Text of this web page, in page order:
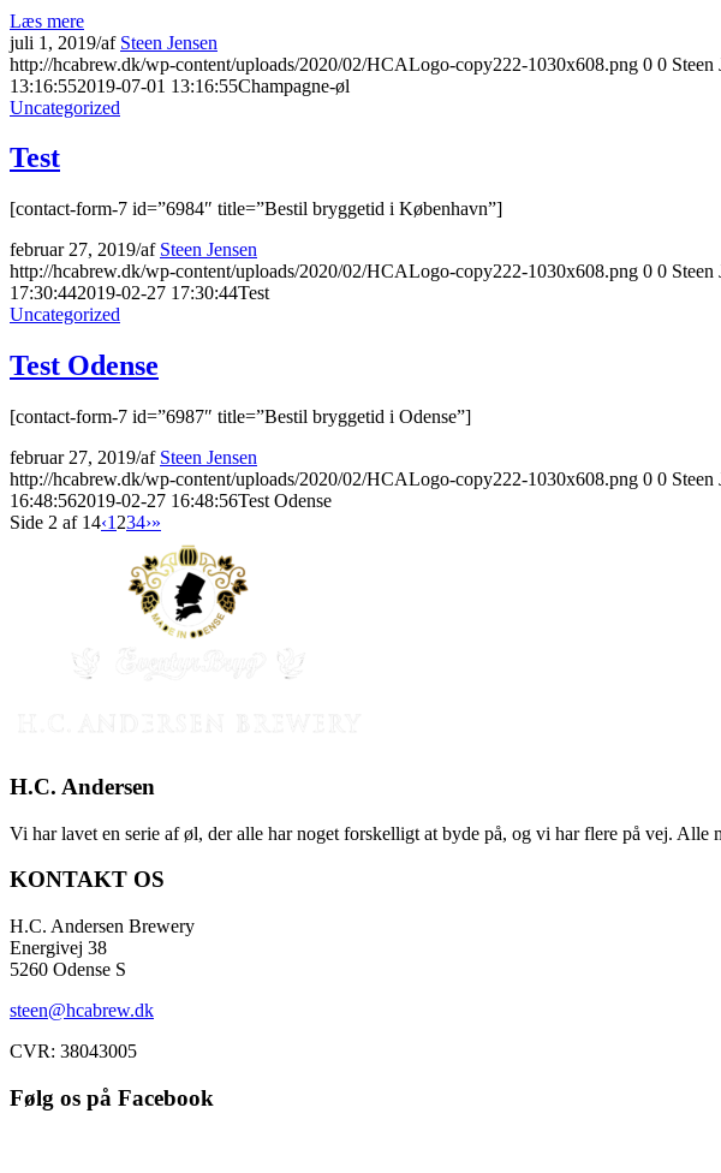
Læs mere
juli 1, 2019/af Steen Jensen
http://hcabrew.dk/wp-content/uploads/2020/02/HCALogo-copy222-1030x608.png 0 0 Steen
13:16:552019-07-01 13:16:55Champagne-øl
Uncategorized
Test
[contact-form-7 id=”6984″ title=”Bestil bryggetid i København”]
februar 27, 2019/af Steen Jensen
http://hcabrew.dk/wp-content/uploads/2020/02/HCALogo-copy222-1030x608.png 0 0 Steen
17:30:442019-02-27 17:30:44Test
Uncategorized
Test Odense
[contact-form-7 id=”6987″ title=”Bestil bryggetid i Odense”]
februar 27, 2019/af Steen Jensen
http://hcabrew.dk/wp-content/uploads/2020/02/HCALogo-copy222-1030x608.png 0 0 Steen
16:48:562019-02-27 16:48:56Test Odense
Side 2 af 14‹1 234›»
H.C. Andersen
Vi har lavet en serie af øl, der alle har noget forskelligt at byde på, og vi har flere på vej.
KONTAKT OS
H.C. Andersen Brewery
Energivej 38
5260 Odense S
steen@hcabrew.dk
CVR: 38043005
Følg os på Facebook